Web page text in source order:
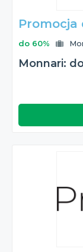
Promocja
do 60%
Monnari: